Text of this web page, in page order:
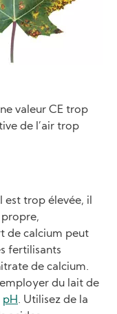
valeur CE trop
de l’air trop
est trop élevée, il
propre,
de calcium peut
fertilisants
de calcium.
du lait de
pH. Utilisez de la